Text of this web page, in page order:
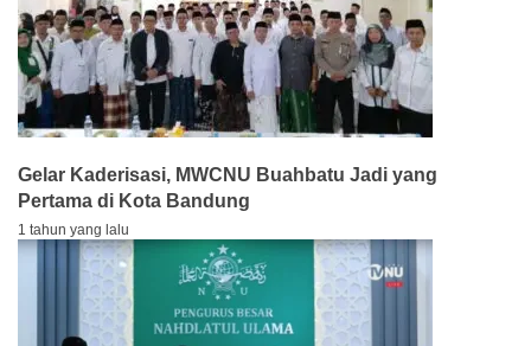
Gelar Kaderisasi, MWCNU Buahbatu Jadi yang
Pertama di Kota Bandung
1 tahun yang lalu